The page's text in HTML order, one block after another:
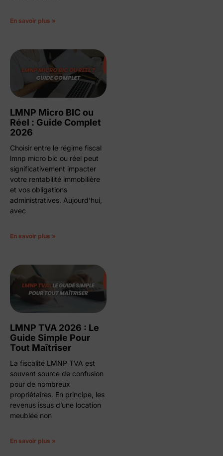
En savoir plus »
LMNP Micro BIC ou
Réel : Guide Complet
2026
Choisir entre le régime fiscal
lmnp micro bic ou réel peut
significativement impacter
votre rentabilité immobilière
et vos obligations
administratives. Aujourd’hui,
avec
En savoir plus »
LMNP TVA 2026 : Le
Guide Simple Pour
Tout Maîtriser
La fiscalité LMNP TVA est
souvent source de confusion
pour de nombreux
propriétaires. En principe, les
revenus issus d’une location
meublée non
En savoir plus »